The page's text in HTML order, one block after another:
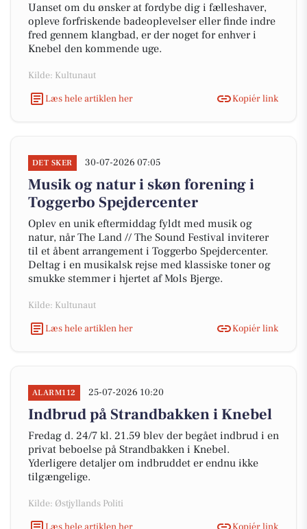
Uanset om du ønsker at fordybe dig i fælleshaver,
opleve forfriskende badeoplevelser eller finde indre
fred gennem klangbad, er der noget for enhver i
Knebel den kommende uge.
Kilde: Kultunaut
Læs hele artiklen her
Kopiér link
DET SKER 30-07-2026 07:05
Musik og natur i skøn forening i
Toggerbo Spejdercenter
Oplev en unik eftermiddag fyldt med musik og
natur, når The Land // The Sound Festival inviterer
til et åbent arrangement i Toggerbo Spejdercenter.
Deltag i en musikalsk rejse med klassiske toner og
smukke stemmer i hjertet af Mols Bjerge.
Kilde: Kultunaut
Læs hele artiklen her
Kopiér link
ALARM112 25-07-2026 10:20
Indbrud på Strandbakken i Knebel
Fredag d. 24/7 kl. 21.59 blev der begået indbrud i en
privat beboelse på Strandbakken i Knebel.
Yderligere detaljer om indbruddet er endnu ikke
tilgængelige.
Kilde: Østjyllands Politi